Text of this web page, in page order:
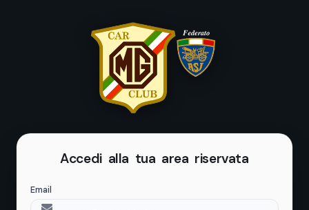
Accedi alla tua area riservata
Email